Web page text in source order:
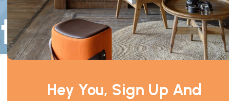
Hey You, Sign Up And
tongue